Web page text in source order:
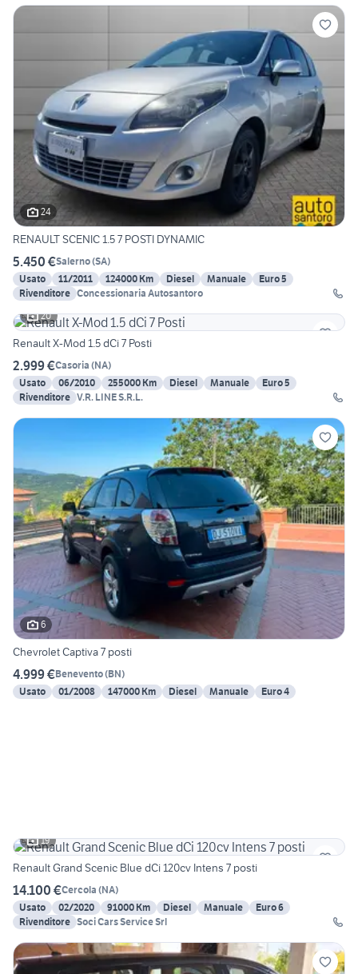
24
RENAULT SCENIC 1.5 7 POSTI DYNAMIC
5.450 €Salerno(SA)
Usato
11/2011 124000 Km Diesel Manuale
Euro 5
Rivenditore Concessionaria Autosantoro
20
Renault X-Mod 1.5 dCi 7 Posti
2.999 €Casoria (NA)
Usato
06/2010 255000 Km Diesel Manuale
Euro 5
Rivenditore V.R. LINE S.R.L.
6
Chevrolet Captiva 7 posti
4.999 €Benevento(BN)
Usato
01/2008 147000 Km Diesel Manuale Euro 4
19
Renault Grand Scenic Blue dCi 120cv Intens 7 posti
14.100 €Cercola (NA)
Usato
02/2020 91000 Km Diesel Manuale
Euro 6
Rivenditore Soci Cars Service Srl